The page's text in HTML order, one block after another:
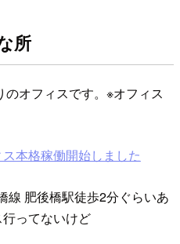
所
オフィスです。※オフィス
本格稼働開始しました
線 肥後橋駅徒歩2分ぐらいあ
ってないけど